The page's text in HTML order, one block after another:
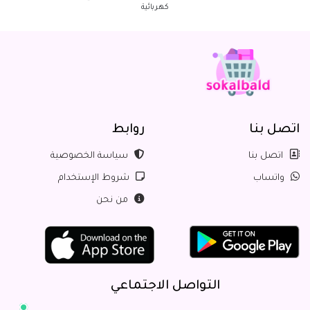
اتصل بنا
اتصل بنا
واتساب
روابط
سياسة الخصوصية
شروط الإستخدام
من نحن
التواصل الاجتماعي